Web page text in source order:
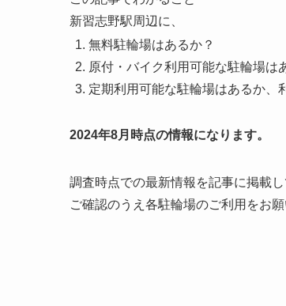
新習志野駅周辺に、
無料駐輪場はあるか？
原付・バイク利用可能な駐輪場は
定期利用可能な駐輪場はあるか、
2024年8月時点の情報になります。
調査時点での最新情報を記事に掲載
ご確認のうえ各駐輪場のご利用をお願